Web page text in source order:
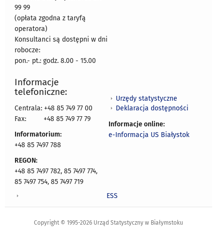
99 99
(opłata zgodna z taryfą
operatora)
Konsultanci są dostępni w dni
robocze:
pon.- pt.: godz. 8.00 - 15.00
Informacje
telefoniczne:
Centrala: +48 85 749 77 00
Fax:
+48 85 749 77 79
Informatorium:
+48 85 7497 788
REGON:
+48 85 7497 782, 85 7497 774,
85 7497 754, 85 7497 719
Urzędy statystyczne
Deklaracja dostępności
Informacje online:
e-Informacja US Białystok
ESS
Copyright © 1995-2026 Urząd Statystyczny w Białymstoku